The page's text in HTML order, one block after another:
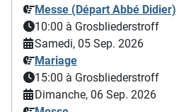
Messe (Départ Abbé Didier)
10:00 à Grosbliederstroff
Samedi, 05 Sep. 2026
Mariage
15:00 à Grosbliederstroff
Dimanche, 06 Sep. 2026